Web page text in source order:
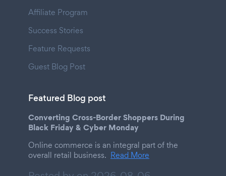
Affiliate Program
Success Stories
Feature Requests
Guest Blog Post
Featured Blog post
Converting Cross-Border Shoppers During
Black Friday & Cyber Monday
Online commerce is an integral part of the
overall retail business. Read More